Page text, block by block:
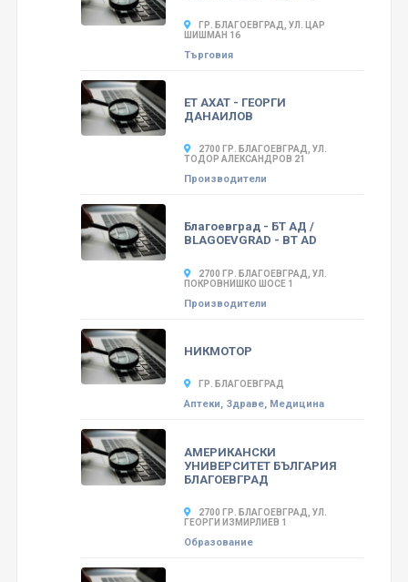
ГР. БЛАГОЕВГРАД, УЛ. ЦАР
ШИШМАН 16
Търговия
ЕТ АХАТ - ГЕОРГИ
ДАНАИЛОВ
2700 ГР. БЛАГОЕВГРАД, УЛ.
ТОДОР АЛЕКСАНДРОВ 21
Производители
Благоевград - БТ АД /
BLAGOEVGRAD - BT AD
2700 ГР. БЛАГОЕВГРАД, УЛ.
ПОКРОВНИШКО ШОСЕ 1
Производители
НИКМОТОР
ГР. БЛАГОЕВГРАД
Аптеки, Здраве, Медицина
АМЕРИКАНСКИ
УНИВЕРСИТЕТ БЪЛГАРИЯ
БЛАГОЕВГРАД
2700 ГР. БЛАГОЕВГРАД, УЛ.
ГЕОРГИ ИЗМИРЛИЕВ 1
Образование